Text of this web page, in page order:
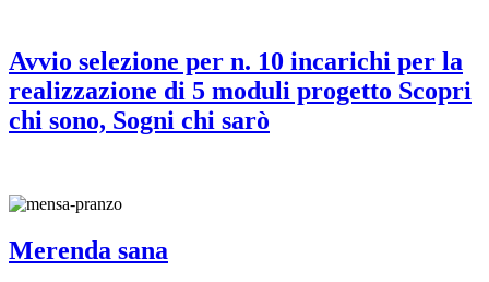
Avvio selezione per n. 10 incarichi per la
realizzazione di 5 moduli progetto Scopri
chi sono, Sogni chi sarò
Merenda sana